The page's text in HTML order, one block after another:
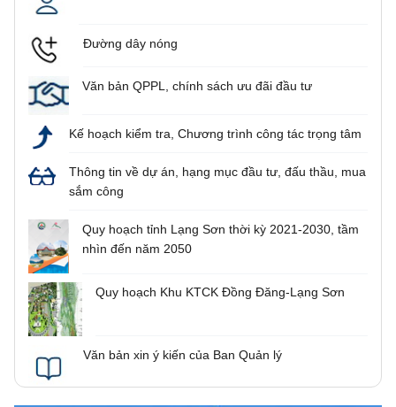
Đường dây nóng
Văn bản QPPL, chính sách ưu đãi đầu tư
Kế hoạch kiểm tra, Chương trình công tác trọng tâm
Thông tin về dự án, hạng mục đầu tư, đấu thầu, mua
sắm công
Quy hoạch tỉnh Lạng Sơn thời kỳ 2021-2030, tầm
nhìn đến năm 2050
Quy hoạch Khu KTCK Đồng Đăng-Lạng Sơn
Văn bản xin ý kiến của Ban Quản lý